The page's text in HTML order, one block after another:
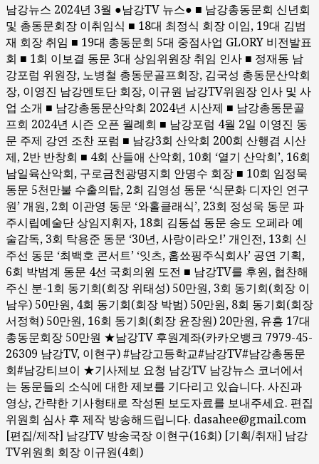
남강뉴스 2024년 3월 ●남강TV 뉴스● ■ 남강총동문회 신년회
및 총동문회장 이취임식 ■ 18대 최정식 회장 이임, 19대 김범
재 회장 취임 ■ 19대 총동문회 5대 중점사업 GLORY 비전발표
회 ■ 1회 이보결 동문 3대 상임위원장 취임 인사 ■ 정재동 남
강포럼 위원장, 노병철 총동문골프회장, 김국성 총동문산악회
장, 이영진 남강멘토단 회장, 이규원 남강TV위원장 인사 및 사
업 소개 ■ 남강총동문산악회 2024년 시산제 ■ 남강총동문골
프회 2024년 시즌 오픈 월례회 ■ 남강포럼 4월 2일 이영진 동
문 주제 강연 조찬 포럼 ■ 남강3회 산악회 200회 산행겸 시산
제, 2반 반창회 ■ 4회 산들애 산악회, 10회 ‘열기 산악회’, 16회
남일육산악회, 구로금천광명지회 안명수 회장 ■ 10회 임정묵
동문 5천만불 수출의탑, 2회 김영성 동문 ‘식문화 디자인 연구
원’ 개원, 2회 이관영 동문 ‘와홀클래식’, 23회 정성욱 동문 파
주시립예술단 상임지휘자, 18회 김동섭 동문 송도 오페라 예
술감독, 3회 탁용준 동문 ‘30년, 사랑이라오!’ 개인전, 13회 신
주선 동문 ‘최백호 콘서트’ ‘잇츠, 홈쑈핑주식회사’ 공연 기획,
6회 박범계 동문 4선 국회의원 도전 ■ 남강TV를 후원, 협찬해
주신 분-1회 동기회(회장 위태성) 50만원, 3회 동기회(회장 이
남우) 50만원, 4회 동기회(회장 박범) 50만원, 8회 동기회(회장
서정혁) 50만원, 16회 동기회(회장 윤장원) 20만원, 유흥 17대
총동문회장 50만원 ★남강TV 후원계좌(카카오뱅크 7979-45-
26309 남강TV, 이현구) #남강고등학교#남강TV#남강총동문
회#남강티브이 ★기사제보 요청 남강TV 남강뉴스 코너에서
는 동문들의 소식에 대한 제보를 기다리고 있습니다. 사진과
영상, 간략한 기사형태로 작성된 보도자료를 보내주세요. 편집
위원회 심사 후 제작 방송해드립니다. dasahee@gmail.com
[편집/제작] 남강TV 방송국장 이현구(16회) [기획/취재] 남강
TV위원회 회장 이규원(4회)